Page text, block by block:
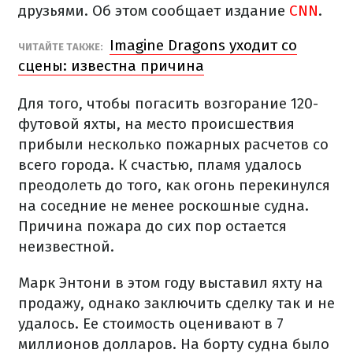
друзьями. Об этом сообщает издание CNN.
ЧИТАЙТЕ ТАКЖЕ:
Imagine Dragons уходит со
сцены: известна причина
Для того, чтобы погасить возгорание 120-
футовой яхты, на место происшествия
прибыли несколько пожарных расчетов со
всего города. К счастью, пламя удалось
преодолеть до того, как огонь перекинулся
на соседние не менее роскошные судна.
Причина пожара до сих пор остается
неизвестной.
Марк Энтони в этом году выставил яхту на
продажу, однако заключить сделку так и не
удалось. Ее стоимость оценивают в 7
миллионов долларов. На борту судна было